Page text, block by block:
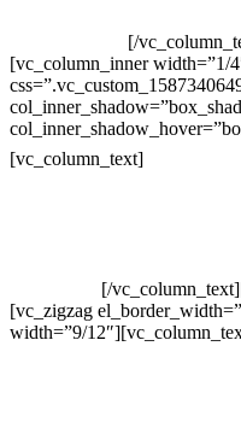
[/
[vc_column_inner width=”1/
[vc_column_text]
[/
[vc_zigzag
width=”9/